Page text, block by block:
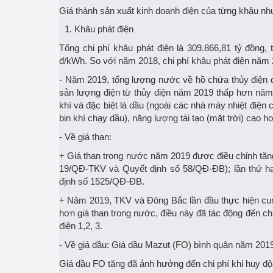
Giá thành sản xuất kinh doanh điện của từng khâu
Khâu phát điện
Tổng chi phí khâu phát điện là 309.866,81 tỷ
đ/kWh. So với năm 2018, chi phí khâu phát điện
- Năm 2019, tổng lượng nước về hồ chứa thủy điện
sản lượng điện từ thủy điện năm 2019 thấp hơn
khí và đặc biệt là dầu (ngoài các nhà máy nhiệt
bin khí chạy dầu), năng lượng tái tạo (mặt trời) cao
- Về giá than:
+ Giá than trong nước năm 2019 được điều chỉnh
19/QĐ-TKV và Quyết định số 58/QĐ-ĐB); lần thứ
định số 1525/QĐ-ĐB.
+ Năm 2019, TKV và Đông Bắc lần đầu thực hiện
hơn giá than trong nước, điều này đã tác động đến
điện 1,2, 3.
- Về giá dầu: Giá dầu Mazut (FO) bình quân năm
Giá dầu FO tăng đã ảnh hưởng đến chi phí khi huy